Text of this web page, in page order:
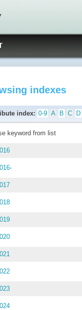
indexes
index: 0-9 A B C D
keyword from list